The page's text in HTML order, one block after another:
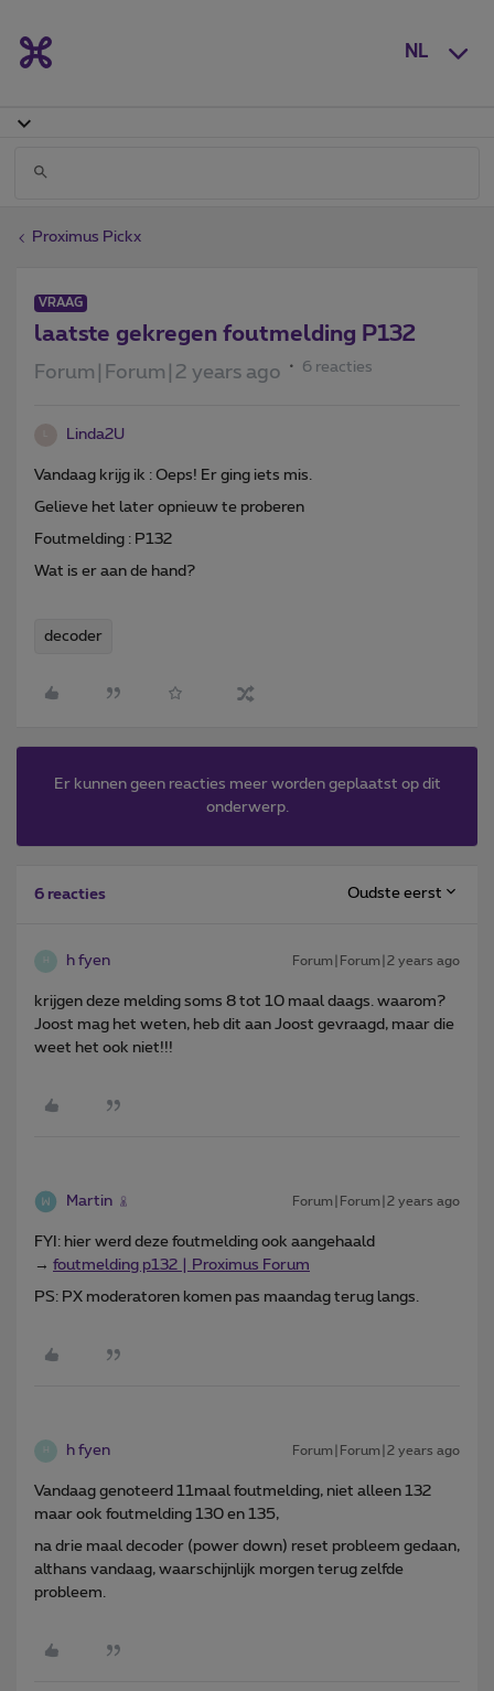
NL
Proximus Pickx
VRAAG
laatste gekregen foutmelding P132
Forum|Forum|2 years ago 6 reacties
Linda2U
Vandaag krijg ik : Oeps! Er ging iets mis.
Gelieve het later opnieuw te proberen
Foutmelding : P132
Wat is er aan de hand?
decoder
Er kunnen geen reacties meer worden geplaatst op dit
onderwerp.
6 reacties Oudste eerst
H h fyen Forum|Forum|2 years ago
krijgen deze melding soms 8 tot 10 maal daags. waarom?
Joost mag het weten, heb dit aan Joost gevraagd, maar die
weet het ook niet!!!
Martin Forum|Forum|2 years ago
FYI: hier werd deze foutmelding ook aangehaald
→ foutmelding p132 | Proximus Forum
PS: PX moderatoren komen pas maandag terug langs.
H h fyen Forum|Forum|2 years ago
Vandaag genoteerd 11maal foutmelding, niet alleen 132
maar ook foutmelding 130 en 135,
na drie maal decoder (power down) reset probleem gedaan,
althans vandaag, waarschijnlijk morgen terug zelfde
probleem.